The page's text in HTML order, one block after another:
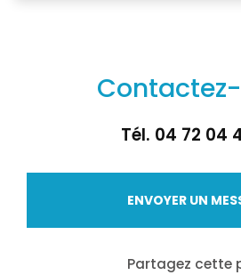
Tél. 04 72 04
ENVOYER UN
Partagez cette